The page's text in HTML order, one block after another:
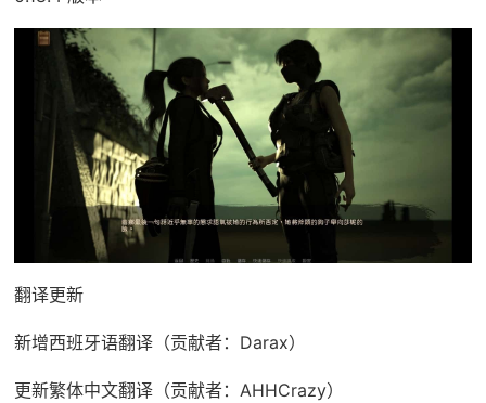
翻译更新
新增西班牙语翻译（贡献者：Darax）
更新繁体中文翻译（贡献者：AHHCrazy）